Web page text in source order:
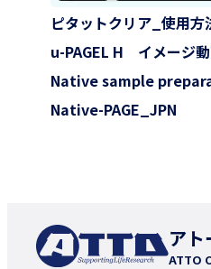
ピタットクリア_使用方
u-PAGEL H イメージ
Native sample
Native-PAGE_JPN
ア
ATTO